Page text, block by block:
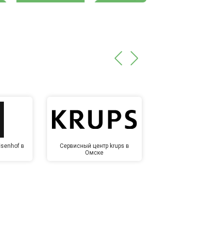
в
Сервисный центр krups в
Омске